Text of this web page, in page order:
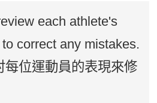
each athlete's
correct any mistakes.
每位運動員的表現來修